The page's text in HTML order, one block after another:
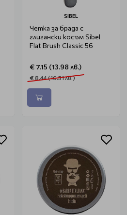
SIBEL
Четка за брада с
глигански косъм Sibel
Flat Brush Classic 56
€ 7.15 (13.98 лв.)
€ 8.44 (16.51 лв.)